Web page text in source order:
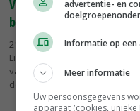
Vogelgriep in Lottum,
bijzondere soorten
21-01-2026
- Op een
Limburgse dorp Lottum is
van het virus te voorkomen,
door...
advertentie- en
Informatie op een
Meer informatie
Uw persoonsgegevens
apparaat (cookies,